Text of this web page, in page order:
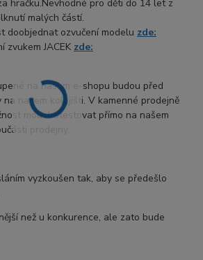
hračku.Nevhodné pro děti do 14 let z
malých částí.
doobjednat ozvučení modelu zde:
zvukem JACEK zde:
na našem e-shopu budou před
na našem kolejišti. V kamenné prodejně
model otestovat přímo na našem
prodejny.
vyzkoušen tak, aby se předešlo
než u konkurence, ale zato bude